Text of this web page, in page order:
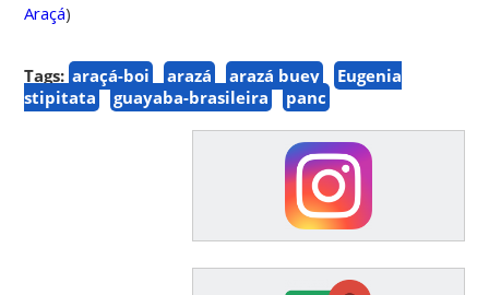
Araçá)
Tags: araçá-boi arazá arazá buey
Eugenia
stipitata
guayaba-brasileira panc